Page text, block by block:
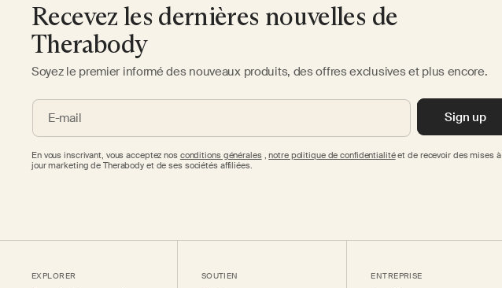
Recevez les dernières nouvelles de
Therabody
Soyez le premier informé des nouveaux produits, des offres exclusives et plus encore.
E-mail Sign up
En vous inscrivant, vous acceptez nos conditions générales,notre politique de confidentialitéet de recevoir des mises à
jour marketing de Therabody et de ses sociétés affiliées.
EXPLORER SOUTIEN ENTREPRISE